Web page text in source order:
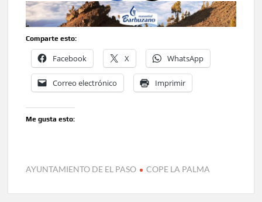
Comparte esto:
Facebook X WhatsApp
Correo electrónico Imprimir
Me gusta esto:
AYUNTAMIENTO DE EL PASO COPE LA PALMA